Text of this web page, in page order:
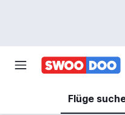
Flüge